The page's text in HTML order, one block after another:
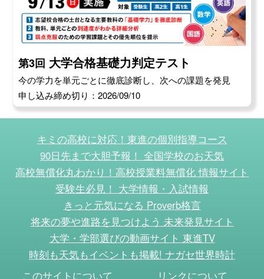
第3回 大学合格基礎力判定テスト
今の学力を単元ごとに徹底診断し、次への課題を発見
申し込み締め切り：2026/09/10
キミの高校に対応！東進の個別指導コース
90日先まで大胆予報！ 全国学校のお天気
高校無償化丸わかり！高校授業料無償化 情報サイト
受験生必見！ 大学情報・入試情報
きっと元気になる Proverb格言
将来の夢や進路を見つけよう 未来発見サイト
大学・学部選びの動画サイト 東進TV
時刻も天気もイベントも掲載! ナガセ世界時計
このサイトについて
リンクについて